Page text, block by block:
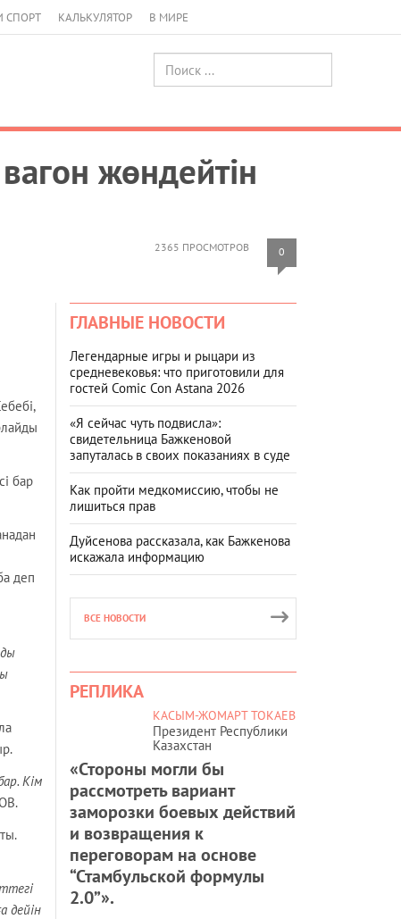
СПОРТ КАЛЬКУЛЯТОР В МИРЕ
жөндейтін
2365 ПРОСМОТРОВ 0
бар
деп
Кім
дейін
ГЛАВНЫЕ НОВОСТИ
Легендарные игры и рыцари из
средневековья: что приготовили для
гостей Comic Con Astana 2026
«Я сейчас чуть подвисла»:
свидетельница Бажкеновой
запуталась в своих показаниях в суде
Как пройти медкомиссию, чтобы не
лишиться прав
Дуйсенова рассказала, как Бажкенова
искажала информацию
ВСЕ НОВОСТИ
РЕПЛИКА
КАСЫМ-ЖОМАРТ ТОКАЕВ
Президент Республики
Казахстан
«Стороны могли бы
рассмотреть вариант
заморозки боевых действий
и возвращения к
переговорам на основе
“Стамбульской формулы
2.0”».